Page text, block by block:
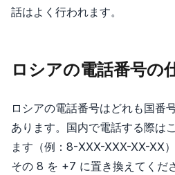
話はよく行われます。
ロシアの電話番号の
ロシアの電話番号はどれも国番
あります。国内で電話する際は
ます（例：8-XXX-XXX-XX-XX
その 8 を +7 に置き換えてくだ